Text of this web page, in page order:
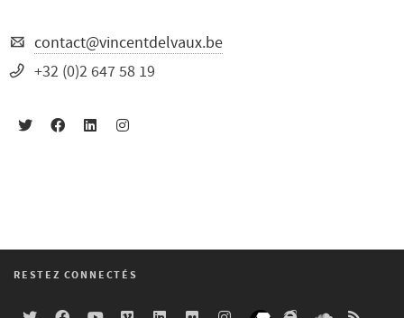
contact@vincentdelvaux.be
+32 (0)2 647 58 19
RESTEZ CONNECTÉS